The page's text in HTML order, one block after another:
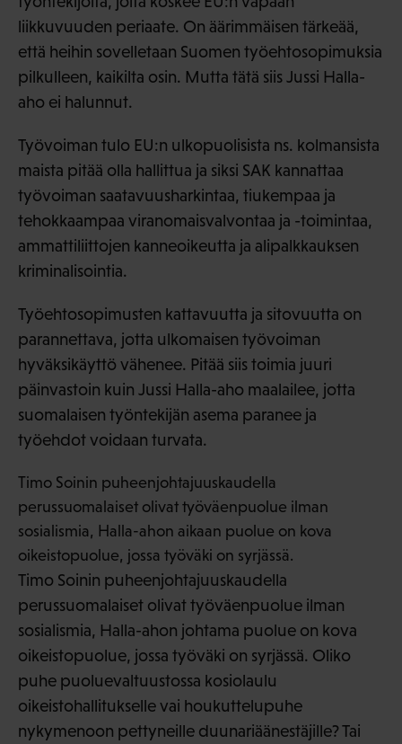
liikkuvuuden periaate. On äärimmäisen tärkeää,
että heihin sovelletaan Suomen työehtosopimuksia
pilkulleen, kaikilta osin. Mutta tätä siis Jussi Halla-
aho ei halunnut.
Työvoiman tulo EU:n ulkopuolisista ns. kolmansista
maista pitää olla hallittua ja siksi SAK kannattaa
työvoiman saatavuusharkintaa, tiukempaa ja
tehokkaampaa viranomaisvalvontaa ja -toimintaa,
ammattiliittojen kanneoikeutta ja alipalkkauksen
kriminalisointia.
Työehtosopimusten kattavuutta ja sitovuutta on
parannettava, jotta ulkomaisen työvoiman
hyväksikäyttö vähenee. Pitää siis toimia juuri
päinvastoin kuin Jussi Halla-aho maalailee, jotta
suomalaisen työntekijän asema paranee ja
työehdot voidaan turvata.
Timo Soinin puheenjohtajuuskaudella
perussuomalaiset olivat työväenpuolue ilman
sosialismia, Halla-ahon aikaan puolue on kova
oikeistopuolue, jossa työväki on syrjässä.
Timo Soinin puheenjohtajuuskaudella
perussuomalaiset olivat työväenpuolue ilman
sosialismia, Halla-ahon johtama puolue on kova
oikeistopuolue, jossa työväki on syrjässä. Oliko
puhe puoluevaltuustossa kosiolaulu
oikeistohallitukselle vai houkuttelupuhe
nykymenoon pettyneille duunariäänestäjille? Tai